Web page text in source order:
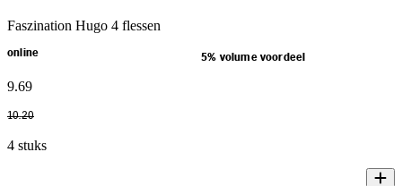
Faszination Hugo 4 flessen
online 5% volume voordeel
9.69
10.20
4 stuks